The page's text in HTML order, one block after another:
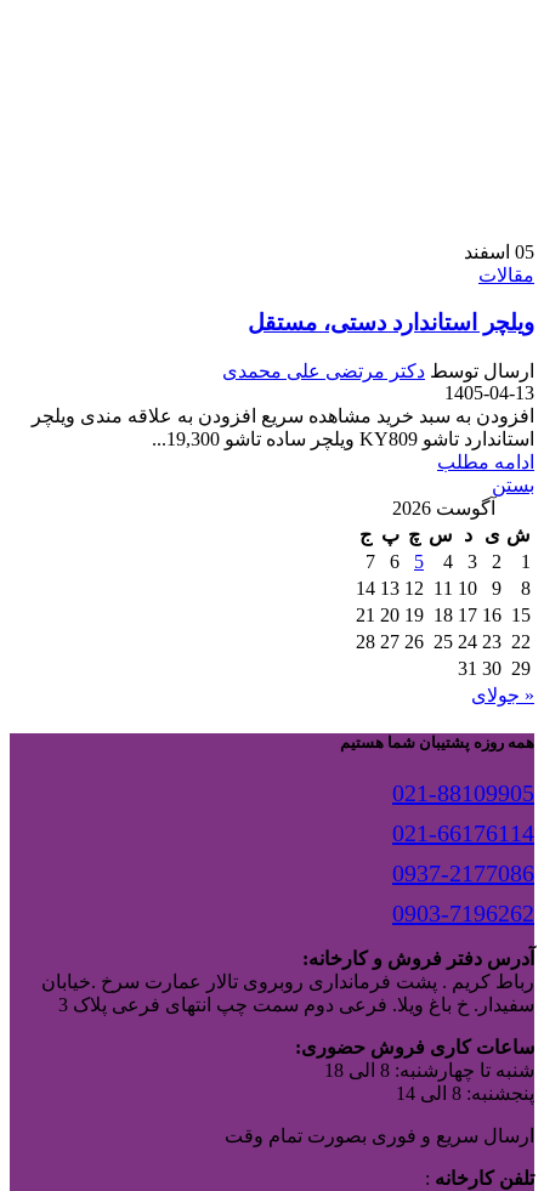
05 اسفند
مقالات
ویلچر استاندارد دستی، مستقل
ارسال توسط دکتر مرتضی علی محمدی
1405-04-13
افزودن به سبد خرید مشاهده سریع افزودن به علاقه مندی ویلچر
استاندارد تاشو KY809 ویلچر ساده تاشو 19,300...
ادامه مطلب
بستن
آگوست 2026
ش ی د س چ پ ج
1
2
3
4
5
6
7
8
9
10
11
12
13
14
15
16
17
18
19
20
21
22
23
24
25
26
27
28
29
30
31
« جولای
همه روزه پشتیبان شما هستیم
021-88109905
021-66176114
0937-2177086
0903-7196262
آدرس دفتر فروش و کارخانه:
رباط کریم . پشت فرمانداری روبروی تالار عمارت سرخ .خیابان
سفیدار. خ باغ ویلا. فرعی دوم سمت چپ انتهای فرعی پلاک 3
ساعات کاری فروش حضوری:
شنبه تا چهارشنبه: 8 الی 18
پنجشنبه: 8 الی 14
ارسال سریع و فوری بصورت تمام وقت
تلفن کارخانه :